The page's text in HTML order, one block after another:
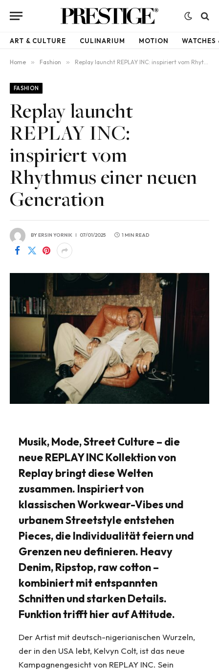
ART & CULTURE CULINARIUM MOTION WATCHES
Home » Fashion » Replay launcht REPLAY INC: inspiriert vom Rhythmus einer neuen Generation
FASHION
Replay launcht
REPLAY INC:
inspiriert vom
Rhythmus einer neuen
Generation
BYERSIN YORNIK 07/01/2025 1 MIN READ
Musik, Mode, Street Culture – die
neue REPLAY INC Kollektion von
Replay bringt diese Welten
zusammen. Inspiriert von
klassischen Workwear-Vibes und
urbanem Streetstyle entstehen
Pieces, die Individualität feiern und
Grenzen neu definieren. Heavy
Denim, Ripstop, raw cotton –
kombiniert mit entspannten
Schnitten und starken Details.
Funktion trifft hier auf Attitude.
Der Artist mit deutsch-nigerianischen Wurzeln,
der in den USA lebt, Kelvyn Colt, ist das neue
Kampagnengesicht von REPLAY INC. Sein